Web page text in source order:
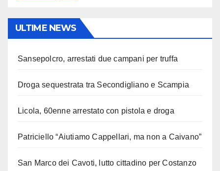
ULTIME NEWS
Sansepolcro, arrestati due campani per truffa
Droga sequestrata tra Secondigliano e Scampia
Licola, 60enne arrestato con pistola e droga
Patriciello “Aiutiamo Cappellari, ma non a Caivano”
San Marco dei Cavoti, lutto cittadino per Costanzo